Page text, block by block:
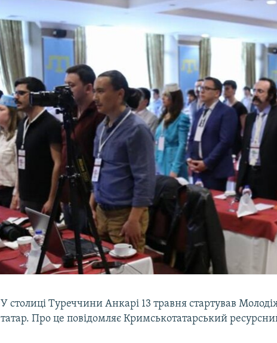
У столиці Туреччини Анкарі 13 травня стартував
татар. Про це повідомляє Кримськотатарський